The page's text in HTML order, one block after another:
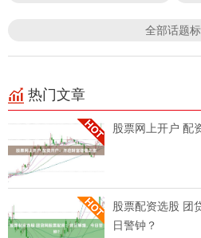
全部话题
热门文章
股票网上开户 配
股票配资选股 团
日警钟？